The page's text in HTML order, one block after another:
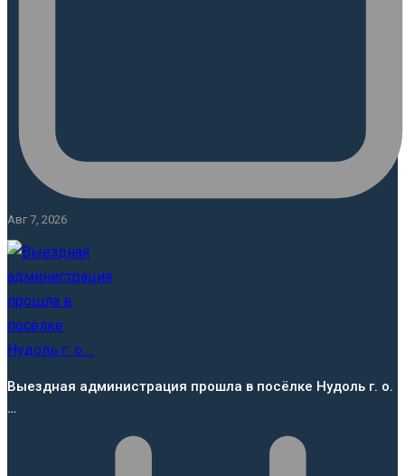
Авг 7, 2026
Выездная администрация прошла в посёлке Нудоль г. о.
…